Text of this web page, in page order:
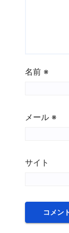
名前 ※
メール ※
サイト